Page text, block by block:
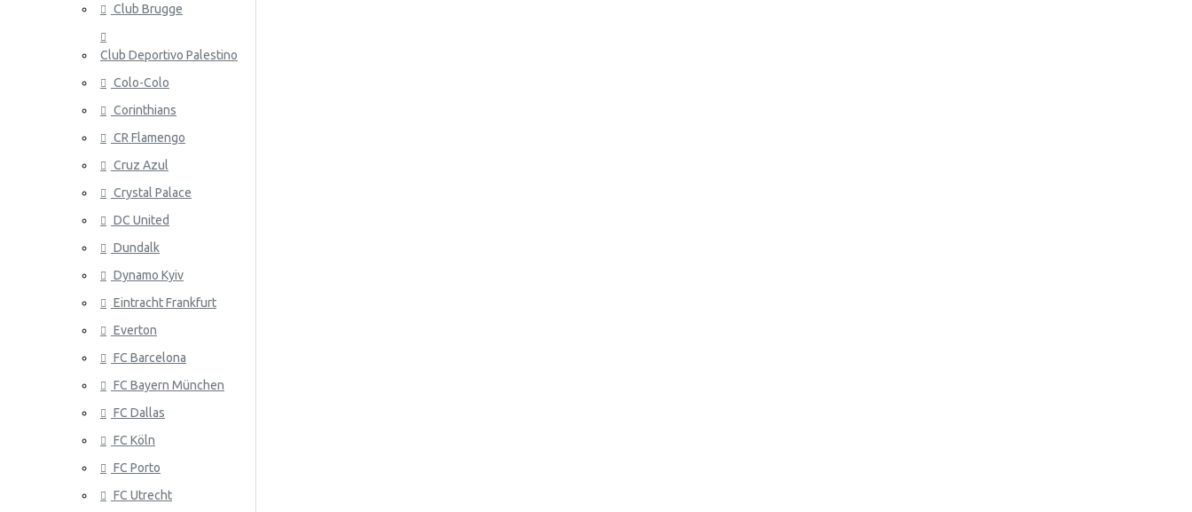
Panama
Portugali
Qatar
Venäjä
Saudi-Arabia
Senegal
Serbia
Slovakia
Club Brugge
Club Deportivo Palestino
Colo-Colo
Corinthians
CR Flamengo
Cruz Azul
Crystal Palace
DC United
Dundalk
Dynamo Kyiv
Eintracht Frankfurt
Everton
FC Barcelona
FC Bayern München
FC Dallas
FC Köln
FC Porto
FC Utrecht